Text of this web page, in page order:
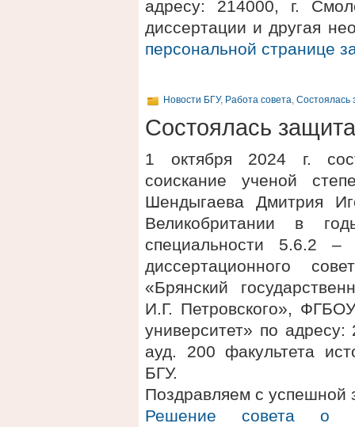
адресу: 214000, г.
диссертации и другая
персональной странице
Новости БГУ, Работа совета, Состоялась
Состоялась защита
1 октября 2024 г.
соискание ученой
Шендыгаева Дмитрия
Великобритании в
специальности 5.6.2
диссертационного
«Брянский
И.Г. Петровского»,
университет» по
ауд. 200 факультета
БГУ.
Поздравляем с успешной
Решение совета о